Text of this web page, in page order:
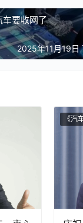
要收网了
2025年11月19日
《汽